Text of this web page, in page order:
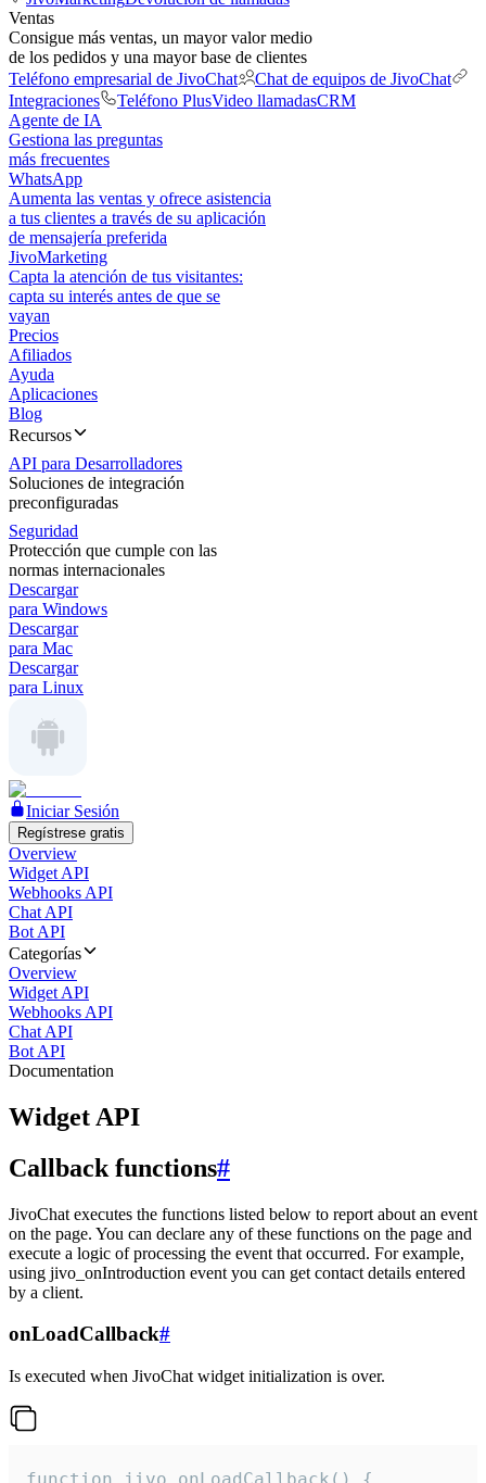
Ventas
Consigue más ventas, un mayor valor medio
de los pedidos y una mayor base de clientes
Teléfono empresarial de JivoChat
Chat de equipos de JivoChat
Integraciones
Teléfono PlusVideo llamadasCRM
Agente de IA
Gestiona las preguntas
más frecuentes
WhatsApp
Aumenta las ventas y ofrece asistencia
a tus clientes a través de su aplicación
de mensajería preferida
JivoMarketing
Capta la atención de tus visitantes:
capta su interés antes de que se
vayan
Precios
Afiliados
Ayuda
Aplicaciones
Blog
Recursos
API para Desarrolladores
Soluciones de integración
preconfiguradas
Seguridad
Protección que cumple con las
normas internacionales
Descargar
para Windows
Descargar
para Mac
Descargar
para Linux
Iniciar Sesión
Regístrese gratis
Overview
Widget API
Webhooks API
Chat API
Bot API
Categorías
Overview
Widget API
Webhooks API
Chat API
Bot API
Documentation
Widget API
Callback functions#
JivoChat executes the functions listed below to report about an event
on the page. You can declare any of these functions on the page and
execute a logic of processing the event that occurred. For example,
using jivo_onIntroduction event you can get contact details entered
by a client.
onLoadCallback#
Is executed when JivoChat widget initialization is over.